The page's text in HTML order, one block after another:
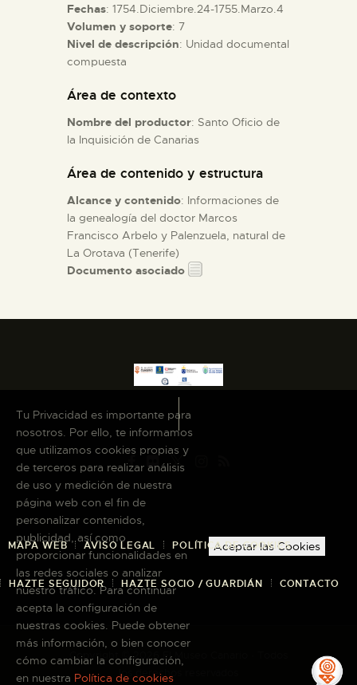
ESPAÑOL
Fechas: 1754.Diciembre.24-1755.Marzo.4
Volumen y soporte: 7
Nivel de descripción: Unidad documental
compuesta
Área de contexto
Nombre del productor: Santo Oficio de
la Inquisición de Canarias
Área de contenido y estructura
Alcance y contenido: Informaciones de
la genealogía del doctor Marcos
Francisco Arbelo y Palenzuela, natural de
La Orotava (Tenerife)
Documento asociado
MAPA WEB AVISO LEGAL POLÍTICA DE COOKIES
HAZTE SEGUIDOR HAZTE SOCIO / GUARDIÁN CONTACTO
Copyright © 2026 El Museo Canario · Todos
los derechos reservados
Tu Privacidad es importante para
nosotros. Por ello, te informamos
que utilizamos cookies propias y
de terceros para realizar análisis
de uso y medición de nuestra
página web con el fin de
personalizar contenidos,
publicidad, así como
proporcionar funcionalidades en
las redes sociales o analizar
nuestro tráfico. Para continuar
acepta la configuración de
nuestras cookies. Puede obtener
más información, o bien conocer
cómo cambiar la configuración,
en nuestra Política de cookies
Aceptar las Cookies